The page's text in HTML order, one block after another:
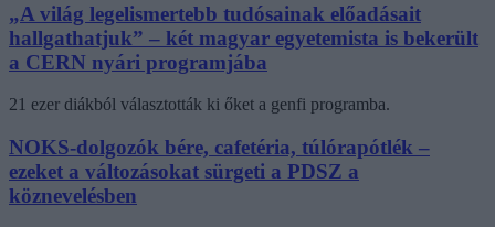
„A világ legelismertebb tudósainak előadásait
hallgathatjuk” – két magyar egyetemista is bekerült
a CERN nyári programjába
21 ezer diákból választották ki őket a genfi programba.
NOKS-dolgozók bére, cafetéria, túlórapótlék –
ezeket a változásokat sürgeti a PDSZ a
köznevelésben